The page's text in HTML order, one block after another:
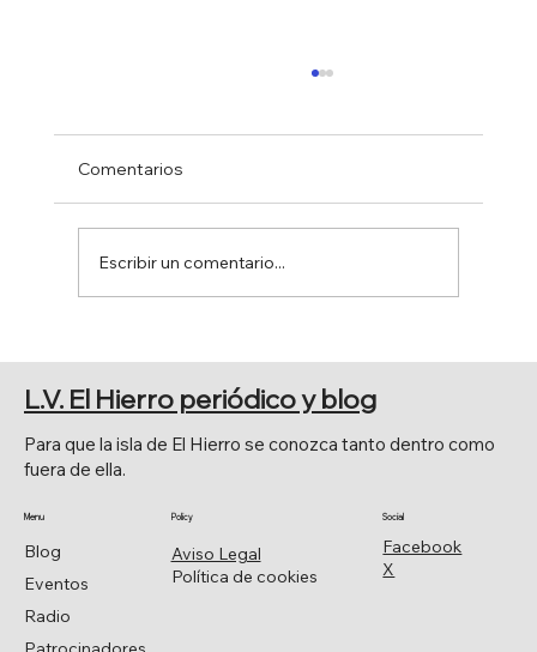
Comentarios
Escribir un comentario...
Facebook
X
Social
Aviso Legal
Política de cookies
Policy
Blog
Eventos
Radio
Menu
Para que la isla de El Hierro se conozca tanto dentro como
fuera de ella.
L.V. El Hierro periódico y blog